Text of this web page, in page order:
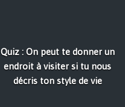
Quiz : On peut te donner un
endroit à visiter si tu nous
décris ton style de vie